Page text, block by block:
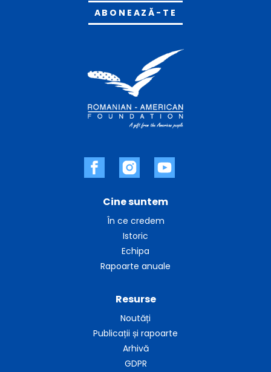
Cine suntem
În ce credem
Istoric
Echipa
Rapoarte anuale
Resurse
Noutăți
Publicații și rapoarte
Arhivă
GDPR